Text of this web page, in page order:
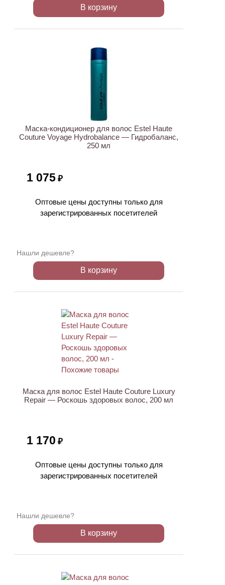
В корзину
Маска-кондиционер для волос Estel Haute
Couture Voyage Hydrobalance — Гидробаланс,
250 мл
1 075 ₽
Оптовые цены доступны только для
зарегистрированных посетителей
Нашли дешевле?
В корзину
Маска для волос Estel Haute Couture Luxury
Repair — Роскошь здоровых волос, 200 мл
1 170 ₽
Оптовые цены доступны только для
зарегистрированных посетителей
Нашли дешевле?
В корзину